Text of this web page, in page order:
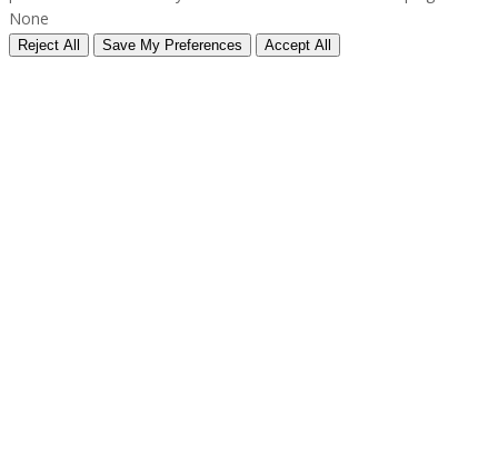
None
Reject All Save My Preferences Accept All